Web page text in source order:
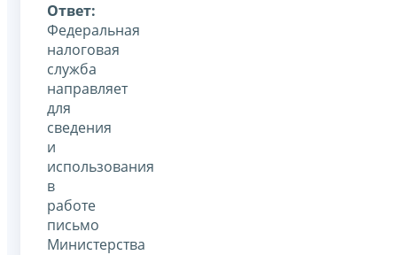
Ответ:
Федеральная
налоговая
служба
направляет
для
сведения
и
использования
в
работе
письмо
Министерства